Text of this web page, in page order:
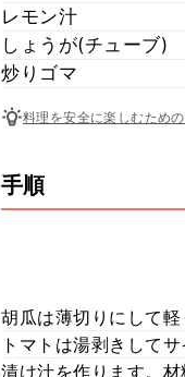
レモン汁
しょうが(チューブ)
炒りゴマ
料理を安全に楽しむため
手順
胡瓜は薄切りにして
トマトは湯剥きして
漬け汁を作ります。材